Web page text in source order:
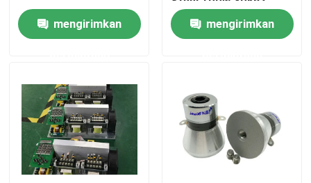
Rumah
Tentang kami
Tur Pabrik
mengirimkan
mengirimkan